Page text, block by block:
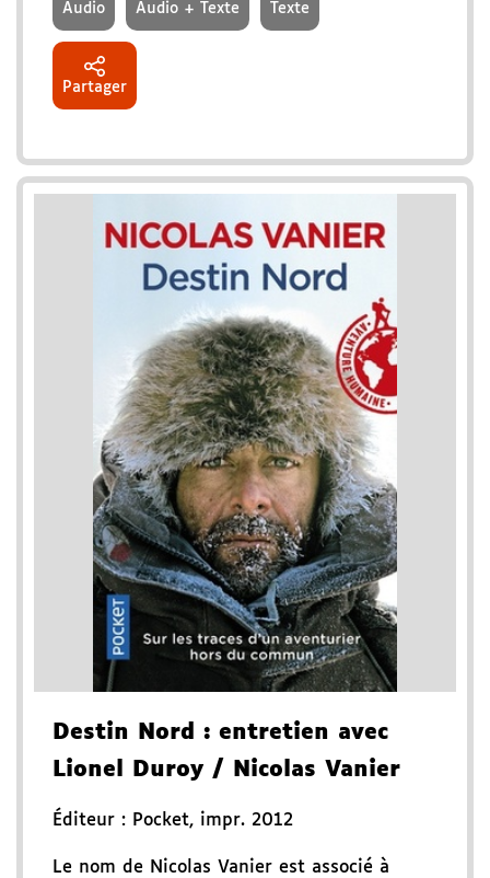
Audio Audio + Texte Texte
Partager
Destin Nord
: entretien avec
Lionel Duroy / Nicolas Vanier
Éditeur : Pocket, impr. 2012
Le nom de Nicolas Vanier est associé à